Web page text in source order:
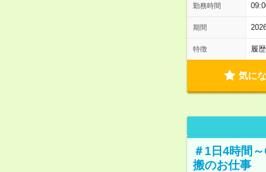
勤務時間
期間
特徴 履
気に
＃1日4時間
搬のお仕事